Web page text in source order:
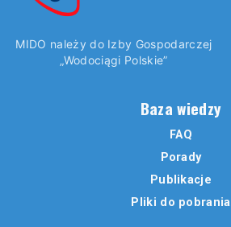
MIDO należy do Izby Gospodarczej
„Wodociągi Polskie”
Baza wiedzy
FAQ
Porady
Publikacje
Pliki do pobrania